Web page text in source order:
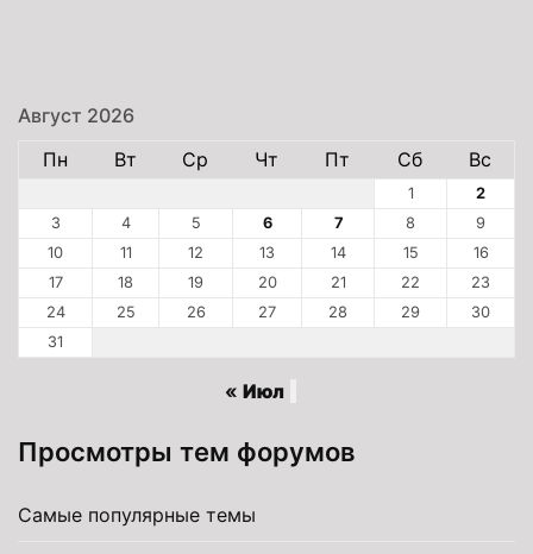
Август 2026
Пн
Вт Ср Чт Пт Сб Вс
1
2
3
4 5 6 7 8
9
10
11 12 13 14 15
16
17
18 19 20 21 22
23
24
25 26 27 28 29
30
31
« Июл
Просмотры тем форумов
Самые популярные темы